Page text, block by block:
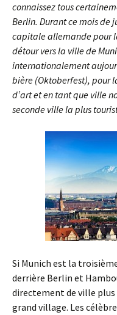
connaissez tous
Berlin. Durant ce mois de
capitale allemande pour
détour vers la ville de
internationalement
bière (Oktoberfest), pour
d’art et en tant que ville
seconde ville la plus
Si Munich est la
derrière Berlin et
directement de ville plus
grand village. Les